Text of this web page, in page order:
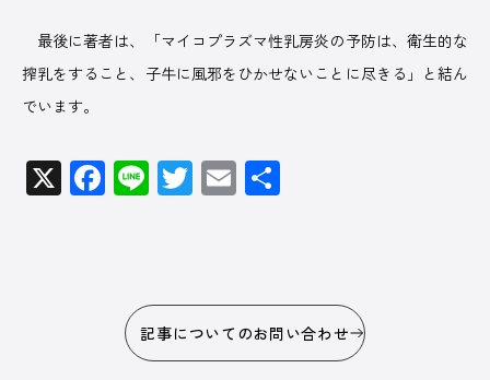
最後に著者は、「マイコプラズマ性乳房炎の予防は、衛生的な
搾乳をすること、子牛に風邪をひかせないことに尽きる」と結ん
でいます。
X Facebook
LineTwitter
Email
記事についてのお問い合わせ